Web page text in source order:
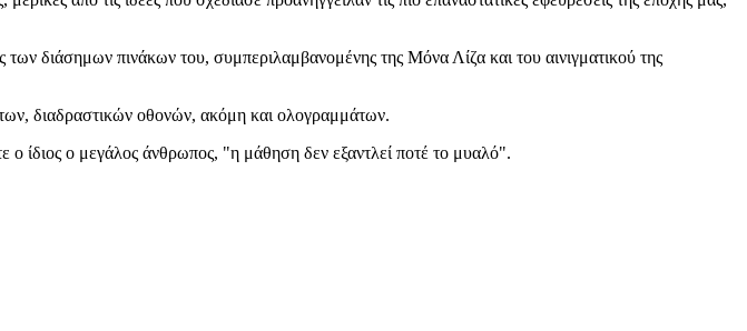
διάσημων πινάκων του, συμπεριλαμβανομένης της Μόνα Λίζα και του αινιγματικού της
διαδραστικών οθονών, ακόμη και ολογραμμάτων.
ο ίδιος ο μεγάλος άνθρωπος, "η μάθηση δεν εξαντλεί ποτέ το μυαλό".